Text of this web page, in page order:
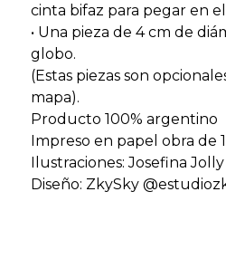
cinta bifaz para pegar en
• Una pieza de 4 cm de
globo.
(Estas piezas son
mapa).
Producto 100% argentino
Impreso en papel obra de
Ilustraciones: Josefina
Diseño: ZkySky